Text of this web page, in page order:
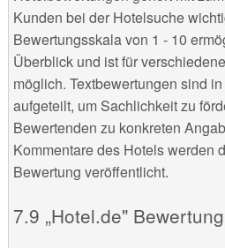
Kunden bei der Hotelsuche
Bewertungsskala von 1 - 10
Überblick und ist für
möglich. Textbewertungen sind in
aufgeteilt, um Sachlichkeit zu
Bewertenden zu konkreten
Kommentare des Hotels werden
Bewertung veröffentlicht.
„Hotel.de"